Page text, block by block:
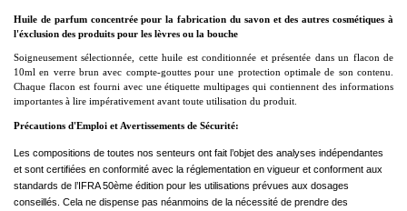
Huile de parfum concentrée pour la fabrication du savon et des autres cosmétiques à
l'éxclusion des produits pour les lèvres ou la bouche
Soigneusement sélectionnée, cette huile est conditionnée et présentée dans un flacon de
10ml en verre brun avec compte-gouttes pour une protection optimale de son contenu.
Chaque flacon est fourni avec une étiquette multipages qui contiennent des informations
importantes à lire impérativement avant toute utilisation du produit.
Précautions d'Emploi et Avertissements de Sécurité:
Les compositions de toutes nos senteurs ont fait l’objet des analyses indépendantes
et sont certifiées en conformité avec la réglementation en vigueur et conforment aux
standards de l’IFRA 50ème édition pour les utilisations prévues aux dosages
conseillés. Cela ne dispense pas néanmoins de la nécessité de prendre des